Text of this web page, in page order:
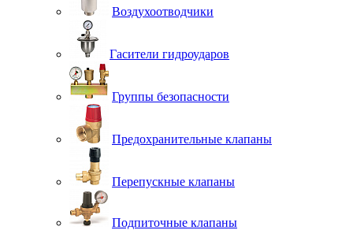
Воздухоотводчики
Гасители гидроударов
Группы безопасности
Предохранительные клапаны
Перепускные клапаны
Подпиточные клапаны